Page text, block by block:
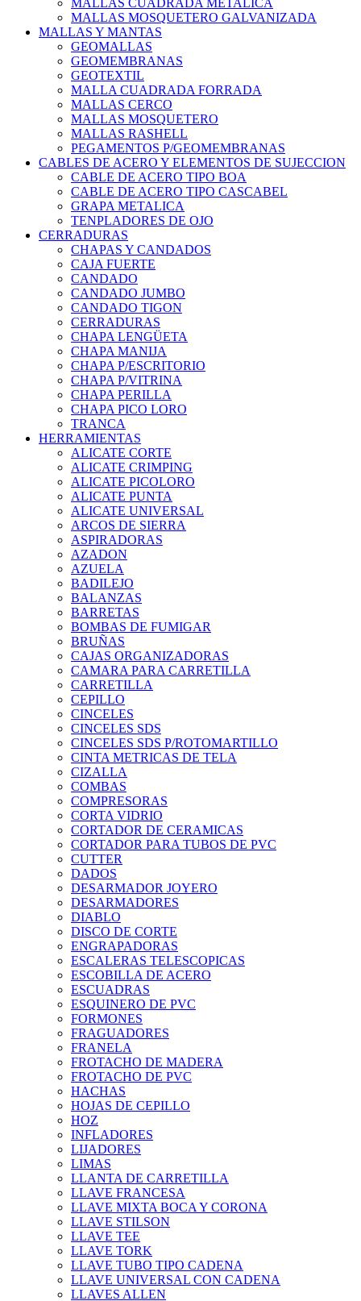
MALLAS CUADRADA METALICA
MALLAS MOSQUETERO GALVANIZADA
MALLAS Y MANTAS
GEOMALLAS
GEOMEMBRANAS
GEOTEXTIL
MALLA CUADRADA FORRADA
MALLAS CERCO
MALLAS MOSQUETERO
MALLAS RASHELL
PEGAMENTOS P/GEOMEMBRANAS
CABLES DE ACERO Y ELEMENTOS DE SUJECCION
CABLE DE ACERO TIPO BOA
CABLE DE ACERO TIPO CASCABEL
GRAPA METALICA
TENPLADORES DE OJO
CERRADURAS
CHAPAS Y CANDADOS
CAJA FUERTE
CANDADO
CANDADO JUMBO
CANDADO TIGON
CERRADURAS
CHAPA LENGÜETA
CHAPA MANIJA
CHAPA P/ESCRITORIO
CHAPA P/VITRINA
CHAPA PERILLA
CHAPA PICO LORO
TRANCA
HERRAMIENTAS
ALICATE CORTE
ALICATE CRIMPING
ALICATE PICOLORO
ALICATE PUNTA
ALICATE UNIVERSAL
ARCOS DE SIERRA
ASPIRADORAS
AZADON
AZUELA
BADILEJO
BALANZAS
BARRETAS
BOMBAS DE FUMIGAR
BRUÑAS
CAJAS ORGANIZADORAS
CAMARA PARA CARRETILLA
CARRETILLA
CEPILLO
CINCELES
CINCELES SDS
CINCELES SDS P/ROTOMARTILLO
CINTA METRICAS DE TELA
CIZALLA
COMBAS
COMPRESORAS
CORTA VIDRIO
CORTADOR DE CERAMICAS
CORTADOR PARA TUBOS DE PVC
CUTTER
DADOS
DESARMADOR JOYERO
DESARMADORES
DIABLO
DISCO DE CORTE
ENGRAPADORAS
ESCALERAS TELESCOPICAS
ESCOBILLA DE ACERO
ESCUADRAS
ESQUINERO DE PVC
FORMONES
FRAGUADORES
FRANELA
FROTACHO DE MADERA
FROTACHO DE PVC
HACHAS
HOJAS DE CEPILLO
HOZ
INFLADORES
LIJADORES
LIMAS
LLANTA DE CARRETILLA
LLAVE FRANCESA
LLAVE MIXTA BOCA Y CORONA
LLAVE STILSON
LLAVE TEE
LLAVE TORK
LLAVE TUBO TIPO CADENA
LLAVE UNIVERSAL CON CADENA
LLAVES ALLEN